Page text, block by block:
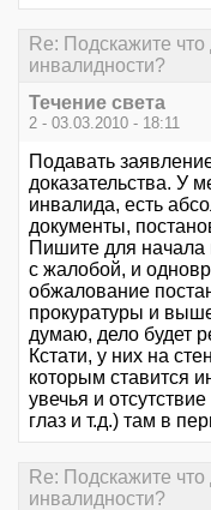
Re: Подскажите что
инвалидности?
Течение света
2 - 03.03.2010 - 18:11
Подавать
доказательства. У
инвалида, есть
документы,
Пишите для начала
с жалобой, и
обжалование
прокуратуры и
думаю, дело будет
Кстати, у них на
которым ставится
увечья и
глаз и т.д.) там в
Re: Подскажите что
инвалидности?